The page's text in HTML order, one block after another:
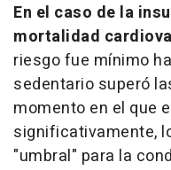
En el caso de la
mortalidad
riesgo fue mínimo
sedentario superó
momento en el que
significativamente,
"umbral" para la